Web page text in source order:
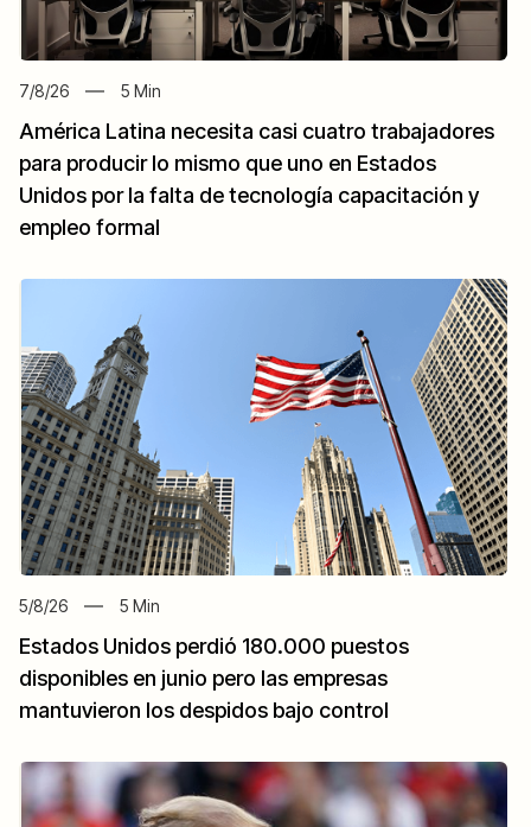
7/8/26 5 Min
América Latina necesita casi cuatro trabajadores
para producir lo mismo que uno en Estados
Unidos por la falta de tecnología capacitación y
empleo formal
5/8/26 5 Min
Estados Unidos perdió 180.000 puestos
disponibles en junio pero las empresas
mantuvieron los despidos bajo control